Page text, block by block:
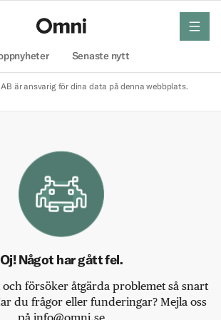
Senaste nytt
meny
är ansvarig för dina data på denna webbplats.
Oj! Något har gått fel.
försöker åtgärda problemet så snart
du frågor eller funderingar? Mejla oss